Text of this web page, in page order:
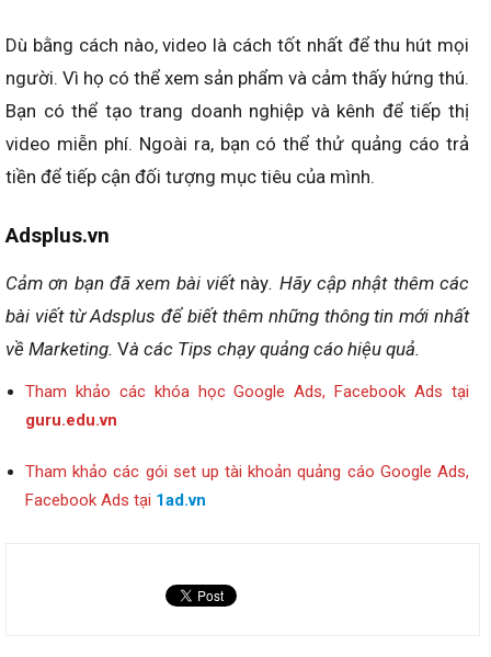
Dù bằng cách nào, video là cách tốt nhất để thu hút mọi
người. Vì họ có thể xem sản phẩm và cảm thấy hứng thú.
Bạn có thể tạo trang doanh nghiệp và kênh để tiếp thị
video miễn phí. Ngoài ra, bạn có thể thử quảng cáo trả
tiền để tiếp cận đối tượng mục tiêu của mình.
Adsplus.vn
Cảm ơn bạn đã xem bài viết này. Hãy cập nhật thêm các
bài viết từ Adsplus để biết thêm những thông tin mới nhất
về Marketing. Và các Tips chạy quảng cáo hiệu quả.
Tham khảo các khóa học Google Ads, Facebook Ads tại
guru.edu.vn
Tham khảo các gói set up tài khoản quảng cáo Google Ads,
Facebook Ads tại 1ad.vn